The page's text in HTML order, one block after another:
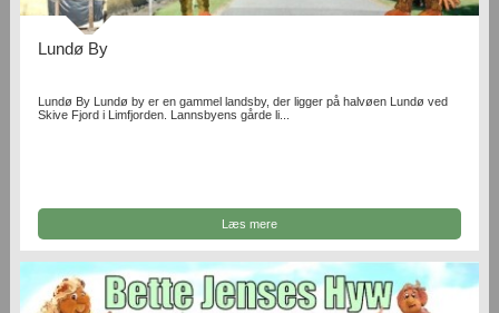
Lundø By
Lundø By Lundø by er en gammel landsby, der ligger på halvøen Lundø ved
Skive Fjord i Limfjorden. Lannsbyens gårde li...
Læs mere